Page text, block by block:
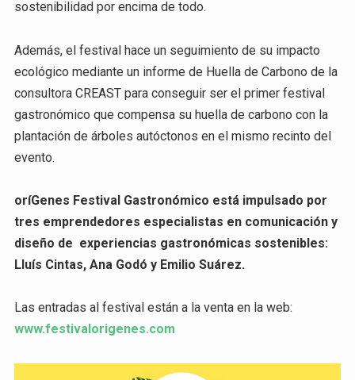
sostenibilidad por encima de todo.
Además, el festival hace un seguimiento de su impacto
ecológico mediante un informe de Huella de Carbono de la
consultora CREAST para conseguir ser el primer festival
gastronómico que compensa su huella de carbono con la
plantación de árboles autóctonos en el mismo recinto del
evento.
oríGenes Festival Gastronómico está impulsado por
tres emprendedores especialistas en comunicación y
diseño de experiencias gastronómicas sostenibles:
Lluís Cintas, Ana Godó y Emilio Suárez.
Las entradas al festival están a la venta en la web:
www.festivalorigenes.com